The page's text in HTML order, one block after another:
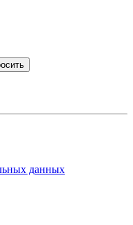
данных